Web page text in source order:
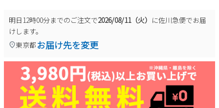
明日12時00分までのご注文で2026/08/11（火） に佐川急便でお届
けします。
東京都 お届け先を変更